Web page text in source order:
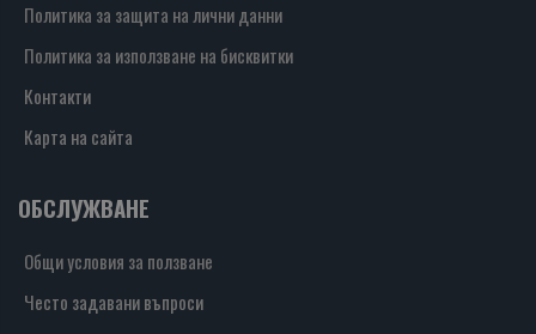
Политика за защита на лични данни
Политика за използване на бисквитки
Контакти
Карта на сайта
ОБСЛУЖВАНЕ
Общи условия за ползване
Често задавани въпроси